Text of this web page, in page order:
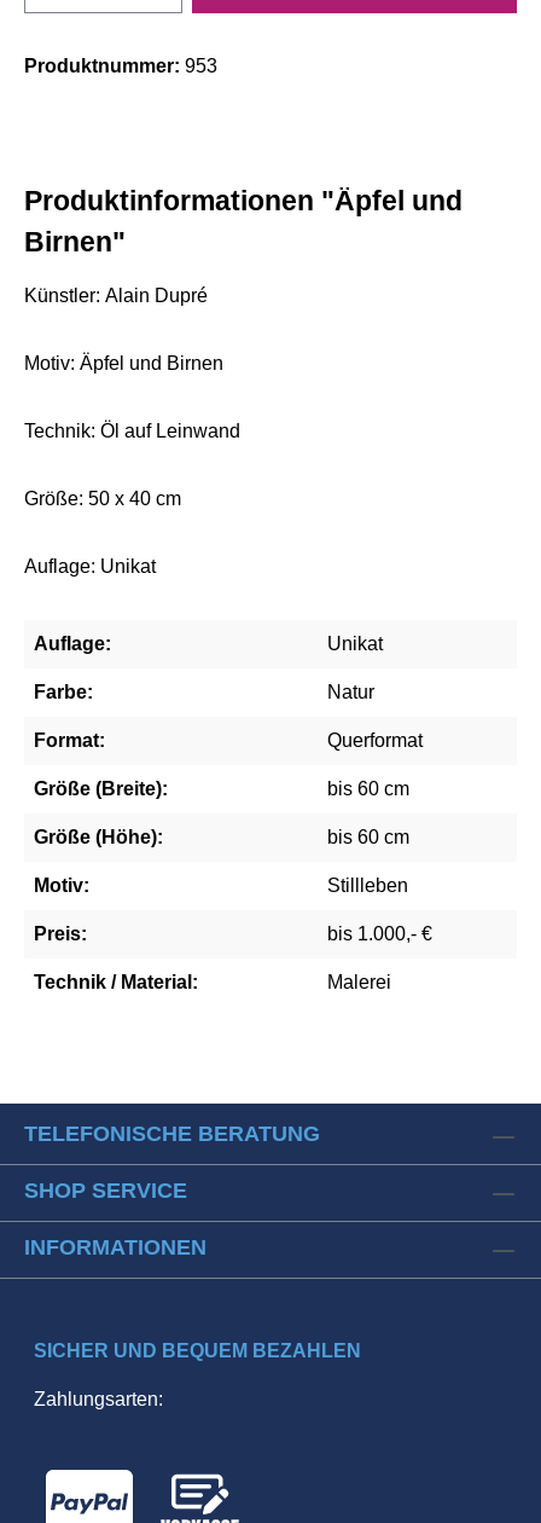
Produktnummer: 953
Produktinformationen "Äpfel und
Birnen"
Künstler: Alain Dupré
Motiv: Äpfel und Birnen
Technik: Öl auf Leinwand
Größe: 50 x 40 cm
Auflage: Unikat
Auflage: Unikat
Farbe: Natur
Format: Querformat
Größe (Breite): bis 60 cm
Größe (Höhe): bis 60 cm
Motiv: Stillleben
Preis: bis 1.000,- €
Technik / Material: Malerei
TELEFONISCHE BERATUNG
SHOP SERVICE
INFORMATIONEN
SICHER UND BEQUEM BEZAHLEN
Zahlungsarten: